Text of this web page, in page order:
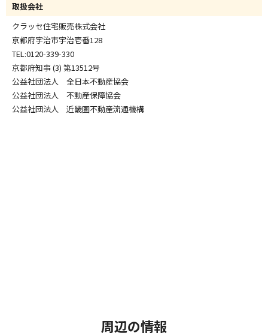
取扱会社
クラッセ住宅販売株式会社
京都府宇治市宇治壱番128
TEL:0120-339-330
京都府知事 (3) 第13512号
公益社団法人 全日本不動産協会
公益社団法人 不動産保障協会
公益社団法人 近畿圏不動産流通機構
周辺の情報